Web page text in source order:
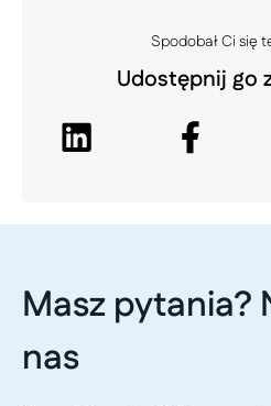
Spodobał Ci się
Udostępnij go
Masz pytania?
nas